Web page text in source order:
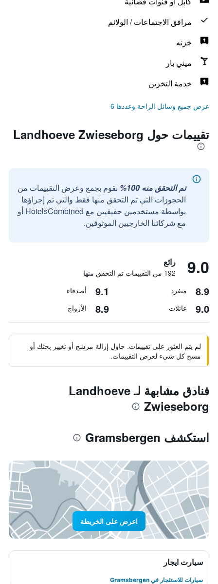
مرافق الاجتماعات / الولائم
خزنه
ميني بار
خدمة التخزين
عرض جميع وسائل الراحة وعددها 6
تقييمات حول Landhoeve Zwieseborg
تم التحقق منه 100%
نقوم بجمع وعرض التقييمات من
الحجوزات التي تم التحقق منها فقط والتي تم إجراؤها
بواسطة مستخدمين حقيقيين مع HotelsCombined أو
مع شركائنا الخارجيين الموثوقين.
9.0 رائع
192 من التقييمات تم التحقق منها
8.9 منفرد 9.1 أصدقاء
9.0 عائلات 8.9 الأزواج
لم يتم العثور على تقييمات. حاول إزالة مرشح أو تغيير بحثك أو
مسح كل شيء لعرض التقييمات.
فنادق مشابهة لـ Landhoeve
Zwieseborg
استكشف Gramsbergen
اعرض على الخريطة
سيارت ايجار
سيارات للاستئجار في Gramsbergen